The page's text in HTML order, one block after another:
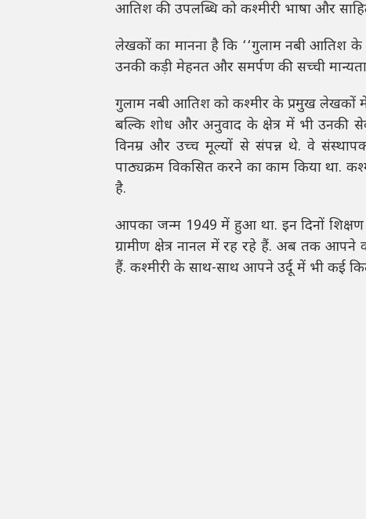
आतिश की उपलब्धि को कश्मीरी भाषा और
लेखकों का मानना है कि ‘‘गुलाम नबी आतिश के
उनकी कड़ी मेहनत और समर्पण की सच्ची मान्यता
गुलाम नबी आतिश को कश्मीर के प्रमुख लेखकों
बल्कि शोध और अनुवाद के क्षेत्र में भी उनकी
विनम्र और उच्च मूल्यों से संपन्न थे. वे
पाठ्यक्रम विकसित करने का काम किया था.
है.
आपका जन्म 1949 में हुआ था. इन दिनों
ग्रामीण क्षेत्र नानल में रह रहे हैं. अब तक
हैं. कश्मीरी के साथ-साथ आपने उर्दू में भी कई